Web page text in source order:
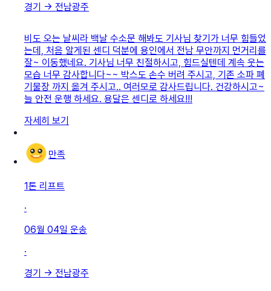
경기 → 전남광주
비도 오는 날씨라 백날 수소문 해봐도 기사님 찾기가 너무 힘들었
는데, 처음 알게된 센디 덕분에 용인에서 전남 무안까지 먼거리를
잘~ 이동했네요. 기사님 너무 친절하시고, 힘드실텐데 계속 웃는
모습 너무 감사합니다~~ 박스도 손수 버려 주시고, 기존 소파 폐
기물장 까지 옮겨 주시고.. 여러모로 감사드립니다. 건강하시고~
늘 안전 운행 하세요. 용달은 센디로 하세요!!!
자세히 보기
만족
1톤 리프트
·
06월 04일 운송
·
경기 → 전남광주